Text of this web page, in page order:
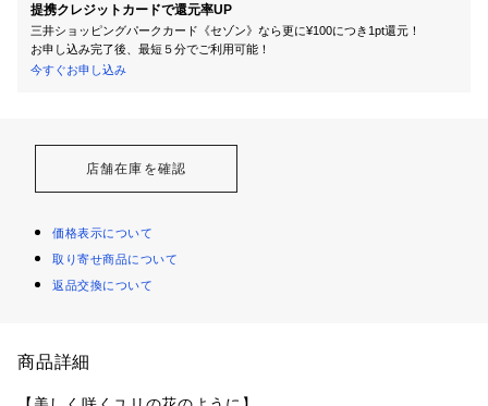
提携クレジットカードで還元率UP
三井ショッピングパークカード《セゾン》なら更に¥100につき1pt還元！
お申し込み完了後、最短５分でご利用可能！
今すぐお申し込み
店舗在庫を確認
価格表示について
取り寄せ商品について
返品交換について
商品詳細